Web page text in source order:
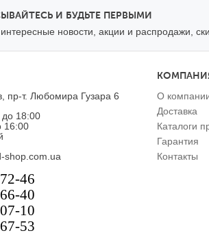
И БУДЬТЕ ПЕРВЫМИ
новости, акции и распродажи,
пр-т. Любомира Гузара 6
18:00
16:00
shop.com.ua
46
40
10
53
О
Доставка
Каталоги
Гарантия
Контакты